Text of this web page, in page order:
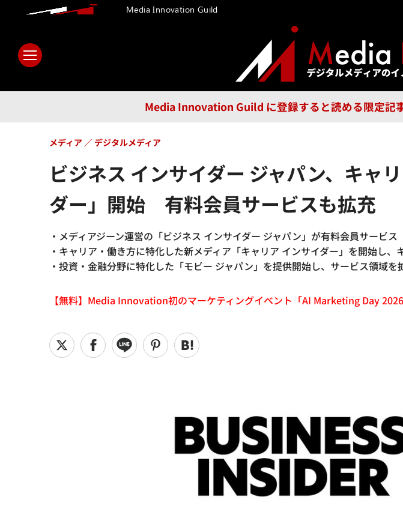
Media Innovation Guild に登録すると読める限定記
メディア テクノロジー 広告
ビジネス インサイダー ジャパン、キャ
ダー」開始 有料会員サービスも拡充
・メディアジーン運営の「ビジネス インサイダー ジャパン」が有料会員サービ
・キャリア・働き方に特化した新メディア「キャリア インサイダー」を開始し、
・投資・金融分野に特化した「モビー ジャパン」を提供開始し、サービス領域を
メディア デジタルメディア
【無料】Media Innovation初のマーケティングイベント「AI Marketing Day
Media Innovation Guild